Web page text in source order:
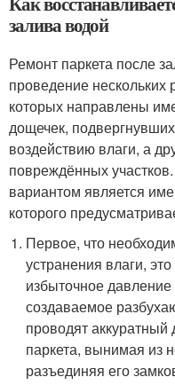
залива водой
Ремонт паркета после
проведение нескольких
которых направлены
дощечек,
воздействию влаги, а
повреждённых
вариантом является
которого
Первое, что
устранения влаги,
избыточное
создаваемое
проводят
паркета, вынимая из
разъединяя его